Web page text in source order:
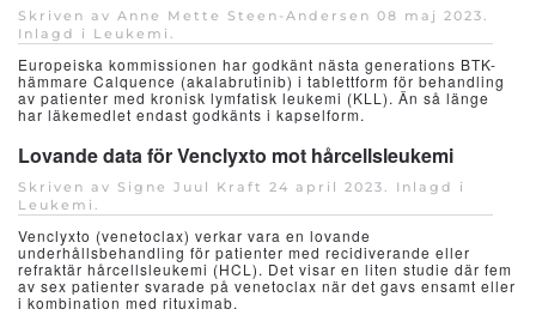
Skriven av Anne Mette Steen-Andersen 08 maj 2023.
Inlagd i Leukemi .
Europeiska kommissionen har godkänt nästa generations BTK-
hämmare Calquence (akalabrutinib) i tablettform för behandling
av patienter med kronisk lymfatisk leukemi (KLL). Än så länge
har läkemedlet endast godkänts i kapselform.
Lovande data för Venclyxto mot hårcellsleukemi
Skriven av Signe Juul Kraft 24 april 2023. Inlagd i
Leukemi .
Venclyxto (venetoclax) verkar vara en lovande
underhållsbehandling för patienter med recidiverande eller
refraktär hårcellsleukemi (HCL). Det visar en liten studie där fem
av sex patienter svarade på venetoclax när det gavs ensamt eller
i kombination med rituximab.